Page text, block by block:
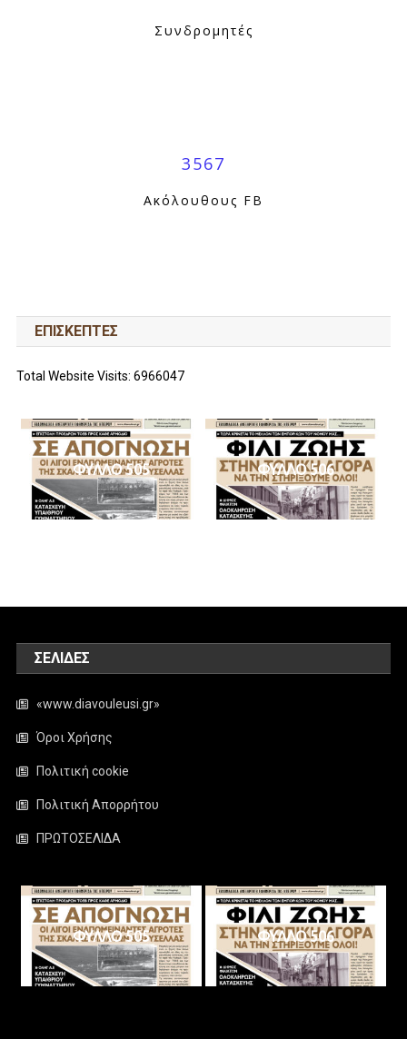
Συνδρομητές
3567
Ακόλουθους FB
ΕΠΙΣΚΕΠΤΕΣ
Total Website Visits: 6966047
ΦΥΛΛΟ 505 ΦΥΛΛΟ 506
ΣΕΛΊΔΕΣ
«www.diavouleusi.gr»
Όροι Χρήσης
Πολιτική cookie
Πολιτική Απορρήτου
ΠΡΩΤΟΣΕΛΙΔΑ
ΦΥΛΛΟ 505 ΦΥΛΛΟ 506